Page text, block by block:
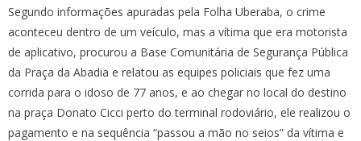
Segundo informações apuradas pela Folha Uberaba, o crime
aconteceu dentro de um veículo, mas a vítima que era motorista
de aplicativo, procurou a Base Comunitária de Segurança Pública
da Praça da Abadia e relatou as equipes policiais que fez uma
corrida para o idoso de 77 anos, e ao chegar no local do destino
na praça Donato Cicci perto do terminal rodoviário, ele realizou o
pagamento e na sequência “passou a mão no seios” da vítima e